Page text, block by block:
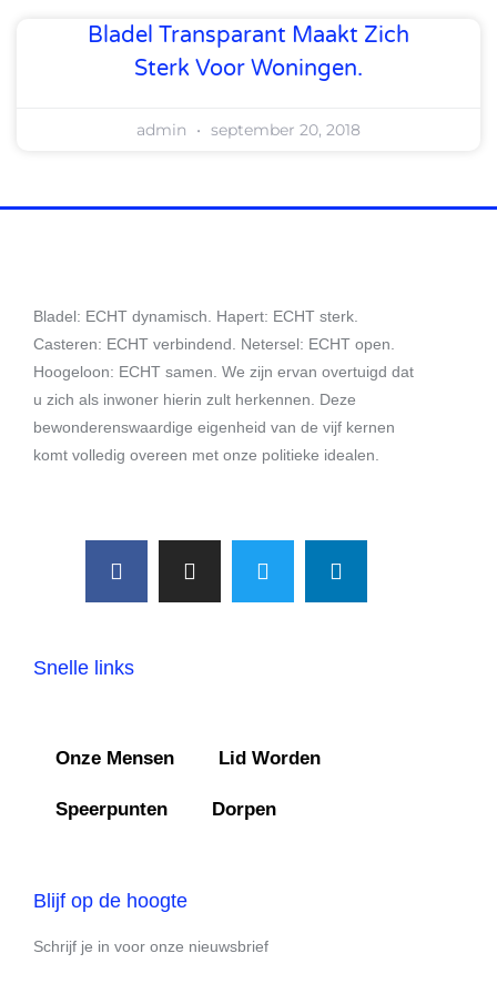
Bladel Transparant Maakt Zich
Sterk Voor Woningen.
admin september 20, 2018
Bladel: ECHT dynamisch. Hapert: ECHT sterk.
Casteren: ECHT verbindend. Netersel: ECHT open.
Hoogeloon: ECHT samen. We zijn ervan overtuigd dat
u zich als inwoner hierin zult herkennen. Deze
bewonderenswaardige eigenheid van de vijf kernen
komt volledig overeen met onze politieke idealen.
Snelle links
Onze Mensen Lid Worden
Speerpunten Dorpen
Blijf op de hoogte
Schrijf je in voor onze nieuwsbrief